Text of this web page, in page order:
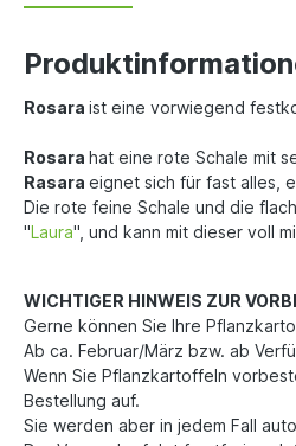
Rosara ist eine vorwiegend
Rosara hat eine rote Schale mit
Rasara eignet sich für fast alles,
Die rote feine Schale und die
"Laura", und kann mit dieser voll
WICHTIGER HINWEIS ZUR
Gerne können Sie Ihre
Ab ca. Februar/März bzw. ab
Wenn Sie Pflanzkartoffeln
Bestellung auf.
Sie werden aber in jedem Fall